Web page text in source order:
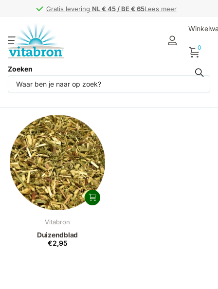
Gratis levering NL € 45 / BE € 65Lees meer
Gratis levering NL € 45 / BE € 65
Zoeken
0
Producten (1)
Vitabron
Duizendblad
€2,95